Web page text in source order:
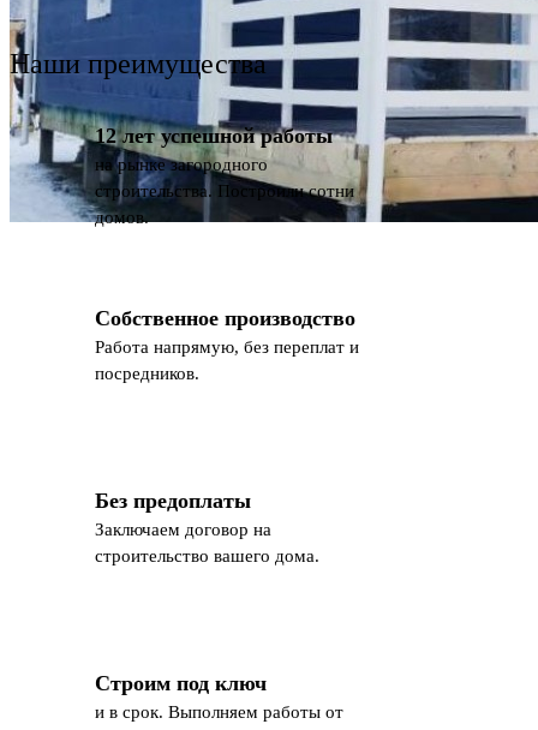
Наши преимущества
12 лет успешной работы
на рынке загородного
строительства. Построили сотни
домов.
Собственное производство
Работа напрямую, без переплат и
посредников.
Без предоплаты
Заключаем договор на
строительство вашего дома.
Строим под ключ
и в срок. Выполняем работы от